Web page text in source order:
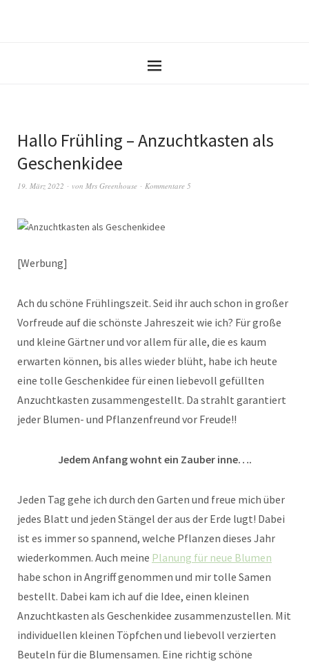
Hallo Frühling – Anzuchtkasten als
Geschenkidee
19. März 2022 von Mrs Greenhouse Kommentare 5
[Werbung]
Ach du schöne Frühlingszeit. Seid ihr auch schon in großer
Vorfreude auf die schönste Jahreszeit wie ich? Für große
und kleine Gärtner und vor allem für alle, die es kaum
erwarten können, bis alles wieder blüht, habe ich heute
eine tolle Geschenkidee für einen liebevoll gefüllten
Anzuchtkasten zusammengestellt. Da strahlt garantiert
jeder Blumen- und Pflanzenfreund vor Freude!!
Jedem Anfang wohnt ein Zauber inne….
Jeden Tag gehe ich durch den Garten und freue mich über
jedes Blatt und jeden Stängel der aus der Erde lugt! Dabei
ist es immer so spannend, welche Pflanzen dieses Jahr
wiederkommen. Auch meine Planung für neue Blumen
habe schon in Angriff genommen und mir tolle Samen
bestellt. Dabei kam ich auf die Idee, einen kleinen
Anzuchtkasten als Geschenkidee zusammenzustellen. Mit
individuellen kleinen Töpfchen und liebevoll verzierten
Beuteln für die Blumensamen. Eine richtig schöne